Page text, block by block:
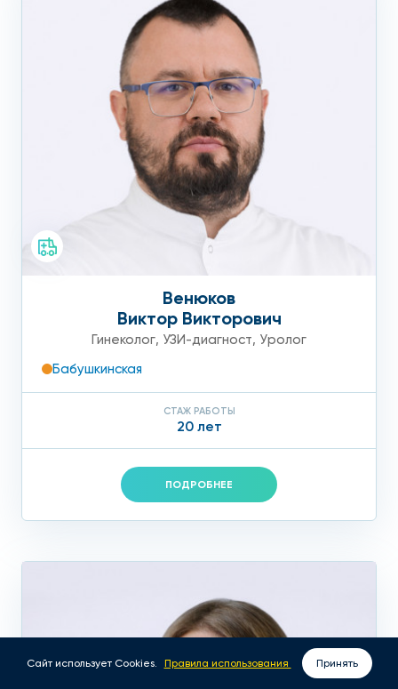
Венюков
Виктор Викторович
Гинеколог, УЗИ-диагност, Уролог
Бабушкинская
СТАЖ РАБОТЫ
20 лет
ПОДРОБНЕЕ
Сайт использует Cookies. Правила использования Принять
ВЫЗОВ ВРАЧА НА ДОМ ЗАПИСАТЬСЯ ОНЛАЙН